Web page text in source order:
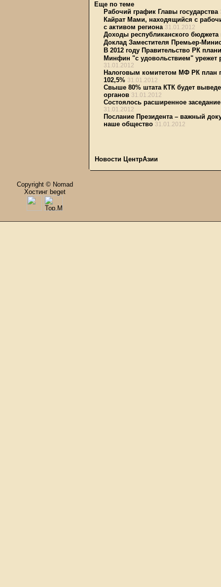
Еще по теме
Рабочий график Главы государства
Кайрат Мами, находящийся с
с активом региона 31.01.2012
Доходы республиканского
Доклад Заместителя Премьер-
В 2012 году Правительство РК
Минфин "с удовольствием" урежет
31.01.2012
Налоговым комитетом МФ РК план
102,5% 31.01.2012
Свыше 80% штата КТК будет
органов 31.01.2012
Состоялось расширенное
31.01.2012
Послание Президента – важный
наше общество 31.01.2012
Новости ЦентрАзии
Copyright © Nomad
Хостинг beget